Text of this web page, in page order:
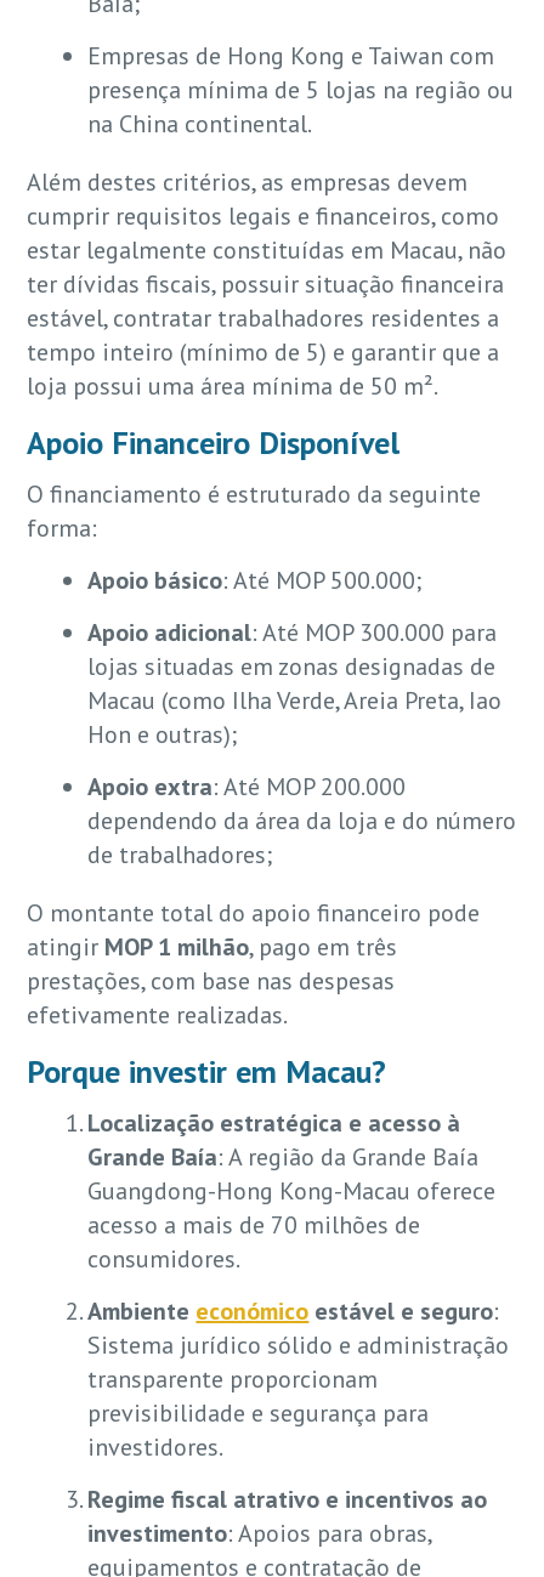
Empresas de Hong Kong e Taiwan com
presença mínima de 5 lojas na região ou
na China continental.
Além destes critérios, as empresas devem
cumprir requisitos legais e financeiros, como
estar legalmente constituídas em Macau, não
ter dívidas fiscais, possuir situação financeira
estável, contratar trabalhadores residentes a
tempo inteiro (mínimo de 5) e garantir que a
loja possui uma área mínima de 50 m².
Apoio Financeiro Disponível
O financiamento é estruturado da seguinte
forma:
Apoio básico: Até MOP 500.000;
Apoio adicional: Até MOP 300.000 para
lojas situadas em zonas designadas de
Macau (como Ilha Verde, Areia Preta, Iao
Hon e outras);
Apoio extra: Até MOP 200.000
dependendo da área da loja e do número
de trabalhadores;
O montante total do apoio financeiro pode
atingir MOP 1 milhão, pago em três
prestações, com base nas despesas
efetivamente realizadas.
Porque investir em Macau?
Localização estratégica e acesso à
Grande Baía: A região da Grande Baía
Guangdong-Hong Kong-Macau oferece
acesso a mais de 70 milhões de
consumidores.
Ambiente económico estável e seguro:
Sistema jurídico sólido e administração
transparente proporcionam
previsibilidade e segurança para
investidores.
Regime fiscal atrativo e incentivos ao
investimento: Apoios para obras,
equipamentos e contratação de